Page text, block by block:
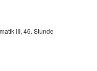
III, 46. Stunde